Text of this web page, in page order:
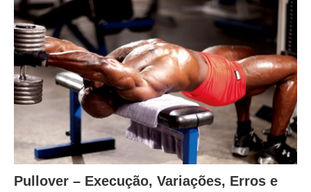
Pullover – Execução, Variações, Erros e